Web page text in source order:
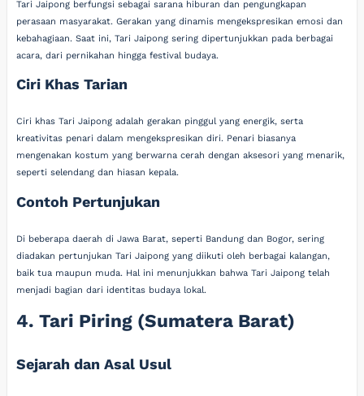
Tari Jaipong berfungsi sebagai sarana hiburan dan pengungkapan
perasaan masyarakat. Gerakan yang dinamis mengekspresikan emosi dan
kebahagiaan. Saat ini, Tari Jaipong sering dipertunjukkan pada berbagai
acara, dari pernikahan hingga festival budaya.
Ciri Khas Tarian
Ciri khas Tari Jaipong adalah gerakan pinggul yang energik, serta
kreativitas penari dalam mengekspresikan diri. Penari biasanya
mengenakan kostum yang berwarna cerah dengan aksesori yang menarik,
seperti selendang dan hiasan kepala.
Contoh Pertunjukan
Di beberapa daerah di Jawa Barat, seperti Bandung dan Bogor, sering
diadakan pertunjukan Tari Jaipong yang diikuti oleh berbagai kalangan,
baik tua maupun muda. Hal ini menunjukkan bahwa Tari Jaipong telah
menjadi bagian dari identitas budaya lokal.
4. Tari Piring (Sumatera Barat)
Sejarah dan Asal Usul